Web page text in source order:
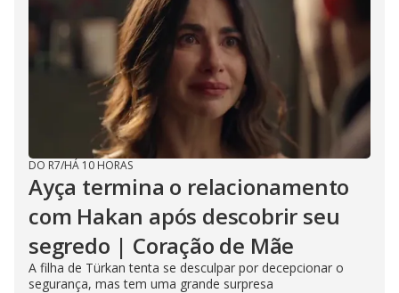
DO R7/HÁ 10 HORAS
Ayça termina o relacionamento
com Hakan após descobrir seu
segredo | Coração de Mãe
A filha de Türkan tenta se desculpar por decepcionar o
segurança, mas tem uma grande surpresa